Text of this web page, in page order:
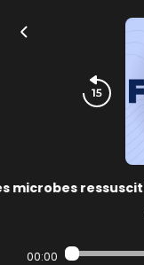
microbes
00:00